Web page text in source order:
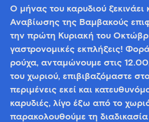
Ο μήνας του καρυδιού ξεκινάει
Αναβίωσης της Βαμβακούς
την πρώτη Κυριακή του
γαστρονομικές εκπλήξεις!
ρούχα, ανταμώνουμε στις
του χωριού, επιβιβαζόμαστε
περιμένεις εκεί και
καρυδιές, λίγο έξω από το
παρακολουθούμε τη